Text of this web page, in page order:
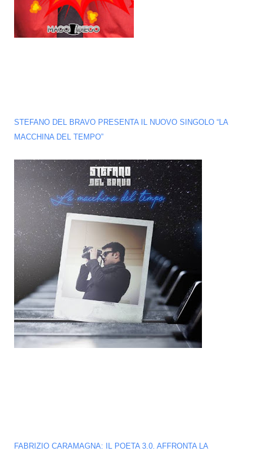
STEFANO DEL BRAVO PRESENTA IL NUOVO SINGOLO “LA
MACCHINA DEL TEMPO”
FABRIZIO CARAMAGNA: IL POETA 3.0. AFFRONTA LA